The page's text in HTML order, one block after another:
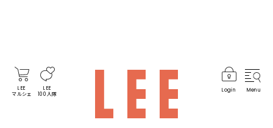
LEE
マルシェ
LEE
100人隊
Login Menu